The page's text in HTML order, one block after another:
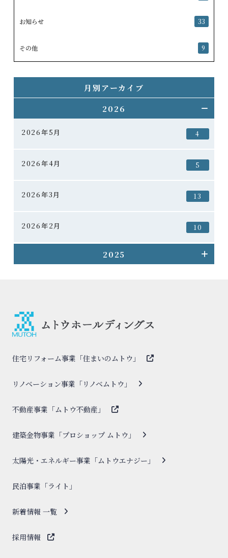
お知らせ 33
その他 9
月別アーカイブ
2026
2026年5月 4
2026年4月 5
2026年3月 13
2026年2月 10
2025
住宅リフォーム事業「住まいのムトウ」
リノベーション事業「リノベムトウ」
不動産事業「ムトウ不動産」
建築金物事業「プロショップ ムトウ」
太陽光・エネルギー事業「ムトウエナジー」
民泊事業「ライト」
新着情報 一覧
採用情報